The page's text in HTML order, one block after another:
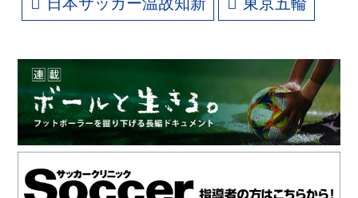
日本サッカー温故知新 東京五輪